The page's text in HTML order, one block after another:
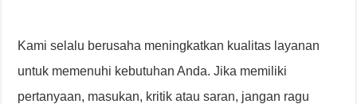
Kami selalu berusaha meningkatkan kualitas layanan
untuk memenuhi kebutuhan Anda. Jika memiliki
pertanyaan, masukan, kritik atau saran, jangan ragu